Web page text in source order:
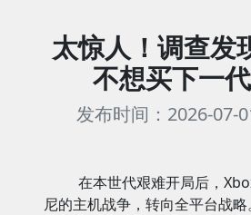
太惊人！调查发
不想买下一
发布时间：2026-07-
在本世代艰难开局后，
尼的主机战争，转向全平台战